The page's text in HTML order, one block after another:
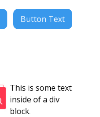
Button Text
This is some text
inside of a div
block.